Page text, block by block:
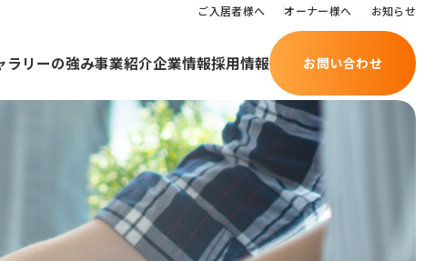
ご入居者様へ オーナー様へ お知らせ
ラリーの強み事業紹介企業情報採用情報 お問い合わせ